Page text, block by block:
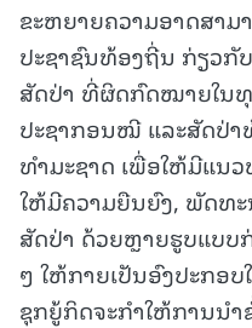
ຂະຫຍາຍຄວາມອາດສາ
ປະຊາຊົນທ້ອງຖີ່ນ ກ່ຽວກັ
ສັດປ່າ ທີ່ຜິດກົດໝາຍໃນທຸ
ປະຊາກອນໝີ ແລະສັດປ່າ
ທຳມະຊາດ ເພື່ອໃຫ້ມີແນ
ໃຫ້ມີຄວາມຍືນຍົງ, ພັດທ
ສັດປ່າ ດ້ວຍຫຼາຍຮູບແບ
ໆ ໃຫ້ກາຍເປັນອົງປະກອ
ຊຸກຍູ້ກິດຈະກໍາໃຫ້ການນໍ